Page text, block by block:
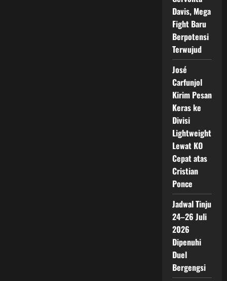
Davis, Mega
Fight Baru
Berpotensi
Terwujud
José
Carfunjol
Kirim Pesan
Keras ke
Divisi
Lightweight
Lewat KO
Cepat atas
Cristian
Ponce
Jadwal Tinju
24–26 Juli
2026
Dipenuhi
Duel
Bergengsi